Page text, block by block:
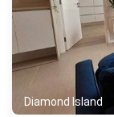
Diamond Island